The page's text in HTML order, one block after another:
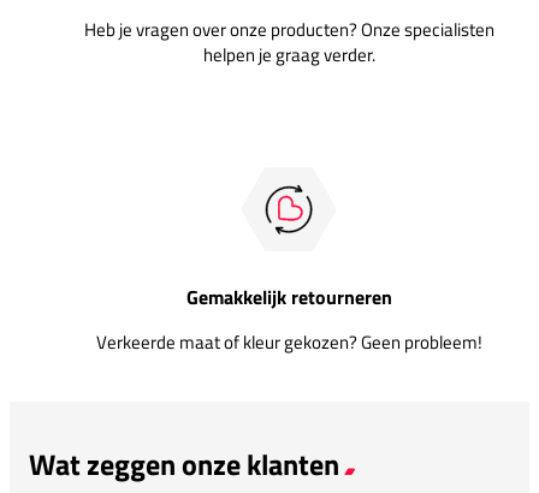
Heb je vragen over onze producten? Onze specialisten
helpen je graag verder.
Gemakkelijk retourneren
Verkeerde maat of kleur gekozen? Geen probleem!
Wat zeggen onze klanten